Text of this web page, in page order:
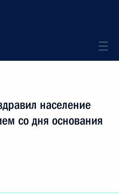
население
со дня основания